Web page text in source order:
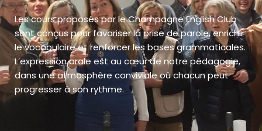
Les cours proposés par le Champagne English Club
sont conçus pour favoriser la prise de parole, enrichir
le vocabulaire et renforcer les bases grammaticales.
L’expression orale est au cœur de notre pédagogie,
dans une atmosphère conviviale où chacun peut
progresser à son rythme.